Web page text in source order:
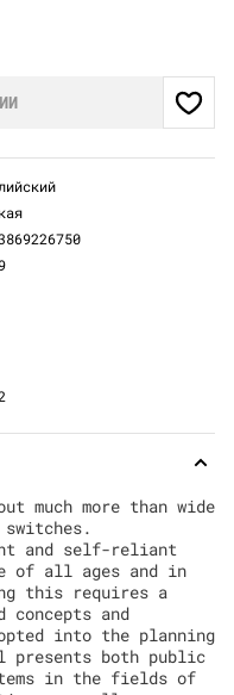
much more than wide
and self-reliant
of all ages and in
this requires a
and
into the planning
presents both public
in the fields of